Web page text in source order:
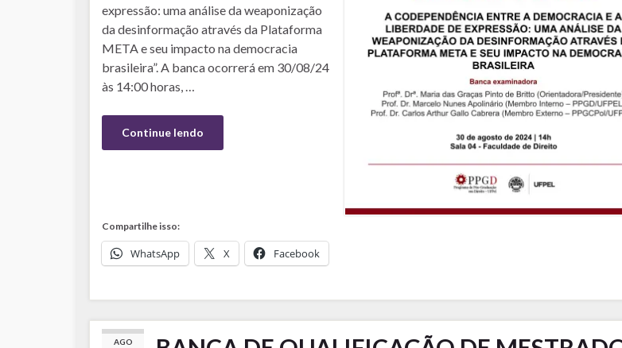
expressão: uma análise da weaponização
da desinformação através da Plataforma
META e seu impacto na democracia
brasileira”. A banca ocorrerá em 30/08/24
às 14:00 horas, …
Continue lendo
Compartilhe isso:
WhatsApp X Facebook
AGO